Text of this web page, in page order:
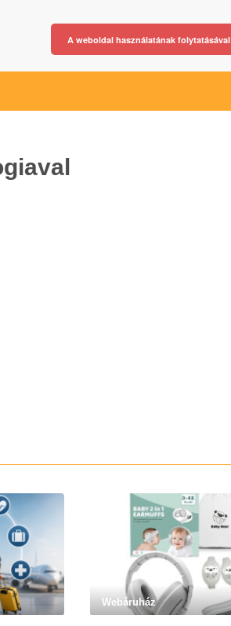
Webáruház
A weboldal használatának